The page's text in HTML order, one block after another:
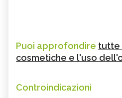
Puoi approfondire tutte
cosmetiche e l'uso
Controindicazioni